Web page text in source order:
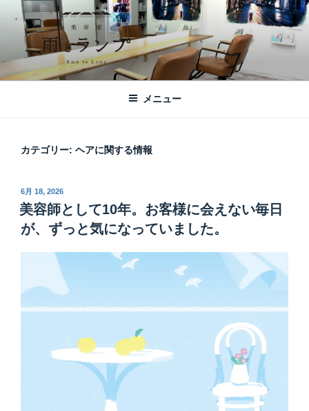
ツ
美容室 雨とランプ – AME TO LAMP -
｜札幌琴似の美容室
札幌市西区琴似の【美容室 雨とランプ】のHPです。「本」と「髪質改
メニュー
カテゴリー: ヘアに関する情報
投
稿
日:
6月 18, 2026
美容師として10年。お客様に会えない毎日
が、ずっと気になっていました。